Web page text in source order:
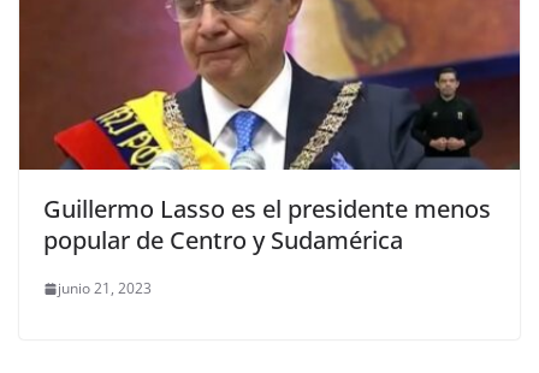
Guillermo Lasso es el presidente menos
popular de Centro y Sudamérica
junio 21, 2023